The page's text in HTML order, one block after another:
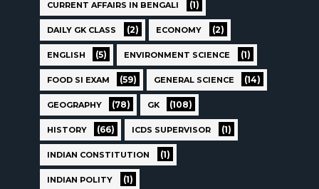
CURRENT AFFAIRS IN BENGALI (1)
DAILY GK CLASS (2) ECONOMY (2)
ENGLISH (5) ENVIRONMENT SCIENCE (1)
FOOD SI EXAM (59) GENERAL SCIENCE (14)
GEOGRAPHY (78) GK (108)
HISTORY (66) ICDS SUPERVISOR (1)
INDIAN CONSTITUTION (1)
INDIAN POLITY (1)